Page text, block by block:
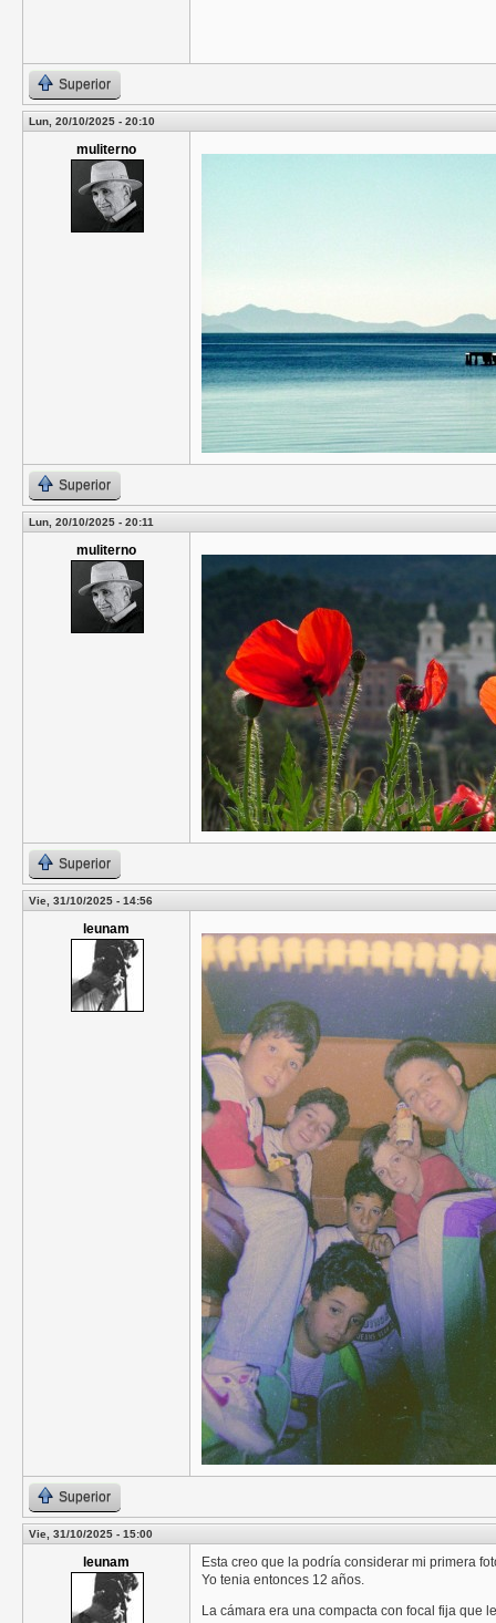
Superior
Lun, 20/10/2025 - 20:10
muliterno
Superior
Lun, 20/10/2025 - 20:11
muliterno
Superior
Vie, 31/10/2025 - 14:56
leunam
Superior
Vie, 31/10/2025 - 15:00
leunam
Esta creo que la podría considerar mi primera
Yo tenia entonces 12 años.
La cámara era una compacta con focal fija que